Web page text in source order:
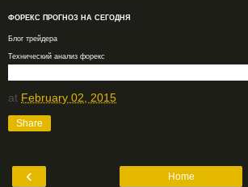
ФОРЕКС ПРОГНОЗ НА СЕГОДНЯ
Блог трейдера
Технический анализ форекс
at February 02, 2015
Share
‹ Home